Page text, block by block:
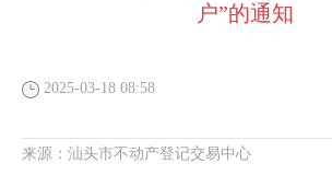
户”的通知
2025-03-18 08:58
来源： 汕头市不动产登记交易中心